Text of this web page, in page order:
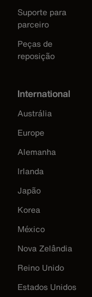
Suporte para
parceiro
Peças de
reposição
International
Austrália
Europe
Alemanha
Irlanda
Japão
Korea
México
Nova Zelândia
Reino Unido
Estados Unidos